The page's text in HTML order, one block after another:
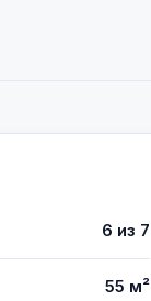
6 из 7
55 м²